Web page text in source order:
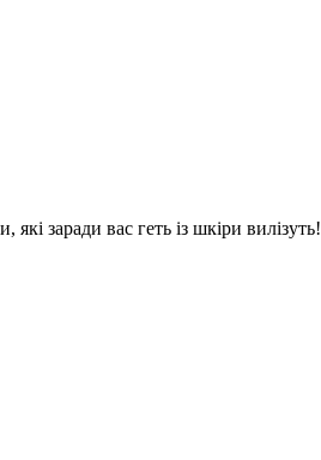
заради вас геть із шкіри вилізуть!